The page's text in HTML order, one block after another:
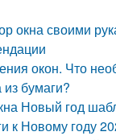
окна своими
окон. Что
из бумаги?
Новый год
к Новому году